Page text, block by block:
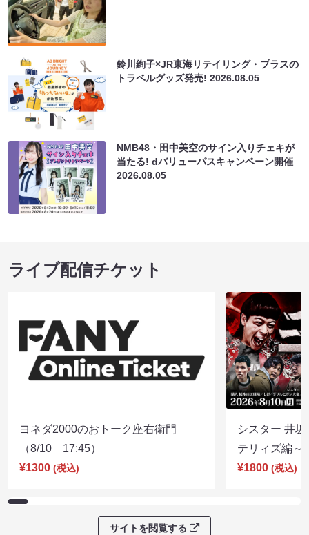
鈴川絢子×JR東海リテイリング・プラスの
トラベルグッズ発売!2026.08.05
NMB48・田中美空のサイン入りチェキが
当たる! dバリューパスキャンペーン開催
2026.08.05
ライブ配信チケット
ヨネダ2000のおトーク座右衛門
（8/10 17:45）
¥1300 (税込)
シスター 井
テリィズ編
¥1800 (税込)
サイトを閲覧する